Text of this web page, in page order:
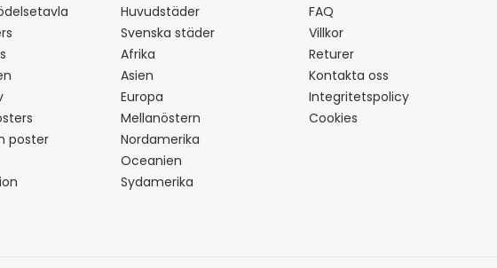
poster
Huvudstäder
Svenska städer
Afrika
Asien
Europa
Mellanöstern
Nordamerika
Oceanien
Sydamerika
FAQ
Villkor
Returer
Kontakta oss
Integritetspolicy
Cookies